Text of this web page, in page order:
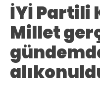
İYİ Partili
Millet